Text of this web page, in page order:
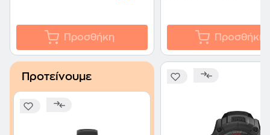
Προσθήκη Προσθήκη
Προτείνουμε